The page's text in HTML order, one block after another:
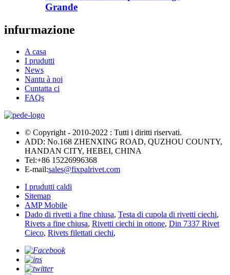
Grande
infurmazione
A casa
I prudutti
News
Nantu à noi
Cuntatta ci
FAQs
© Copyright - 2010-2022 : Tutti i diritti riservati.
ADD: No.168 ZHENXING ROAD, QUZHOU COUNTY,
HANDAN CITY, HEBEI, CHINA
Tel:+86 15226996368
E-mail:sales@fixpalrivet.com
I prudutti caldi
Sitemap
AMP Mobile
Dado di rivetti a fine chiusa, Testa di cupola di rivetti ciechi,
Rivets a fine chiusa, Rivetti ciechi in ottone, Din 7337 Rivet
Cieco, Rivets filettati ciechi,